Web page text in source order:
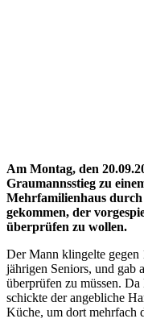
Am Montag, den
Graumannsstieg zu
Mehrfamilienhaus
gekommen, der
überprüfen zu wollen.
Der Mann klingelte gegen
jährigen Seniors, und gab
überprüfen zu müssen.
schickte der angebliche
Küche, um dort mehrfach